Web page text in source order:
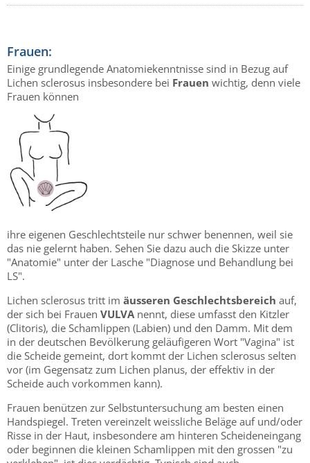
Frauen:
Einige grundlegende Anatomiekenntnisse sind in Bezug auf
Lichen sclerosus insbesondere bei Frauen wichtig, denn viele
Frauen können
ihre eigenen Geschlechtsteile nur schwer benennen, weil sie
das nie gelernt haben. Sehen Sie dazu auch die Skizze unter
"Anatomie" unter der Lasche "Diagnose und Behandlung bei
LS".
Lichen sclerosus tritt im äusseren Geschlechtsbereich auf,
der sich bei Frauen VULVAnennt, diese umfasst den Kitzler
(Clitoris), die Schamlippen (Labien) und den Damm. Mit dem
in der deutschen Bevölkerung geläufigeren Wort "Vagina" ist
die Scheide gemeint, dort kommt der Lichen sclerosus selten
vor (im Gegensatz zum Lichen planus, der effektiv in der
Scheide auch vorkommen kann).
Frauen benützen zur Selbstuntersuchung am besten einen
Handspiegel. Treten vereinzelt weissliche Beläge auf und/oder
Risse in der Haut, insbesondere am hinteren Scheideneingang
oder beginnen die kleinen Schamlippen mit den grossen "zu